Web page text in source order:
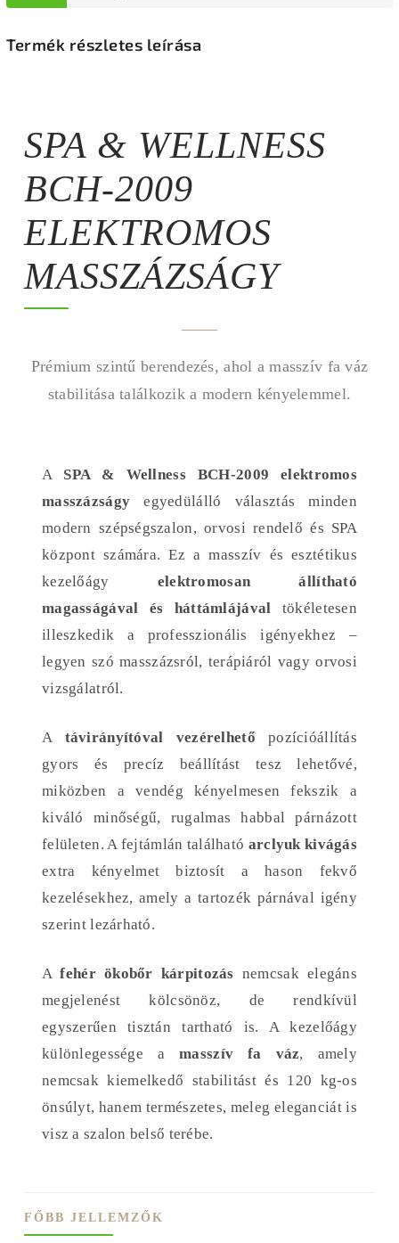
Termék részletes leírása
SPA & WELLNESS
BCH-2009
ELEKTROMOS
MASSZÁZSÁGY
Prémium szintű berendezés, ahol a masszív fa váz
stabilitása találkozik a modern kényelemmel.
A SPA & Wellness BCH-2009 elektromos
masszázságy egyedülálló választás minden
modern szépségszalon, orvosi rendelő és SPA
központ számára. Ez a masszív és esztétikus
kezelőágy elektromosan állítható
magasságával és háttámlájával tökéletesen
illeszkedik a professzionális igényekhez –
legyen szó masszázsról, terápiáról vagy orvosi
vizsgálatról.
A távirányítóval vezérelhető pozícióállítás
gyors és precíz beállítást tesz lehetővé,
miközben a vendég kényelmesen fekszik a
kiváló minőségű, rugalmas habbal párnázott
felületen. A fejtámlán található arclyuk kivágás
extra kényelmet biztosít a hason fekvő
kezelésekhez, amely a tartozék párnával igény
szerint lezárható.
Afehér ökobőr kárpitozás nemcsak elegáns
megjelenést kölcsönöz, de rendkívül
egyszerűen tisztán tartható is. A kezelőágy
különlegessége amasszív fa váz, amely
nemcsak kiemelkedő stabilitást és 120 kg-os
önsúlyt, hanem természetes, meleg eleganciát is
visz a szalon belső terébe.
FŐBB JELLEMZŐK